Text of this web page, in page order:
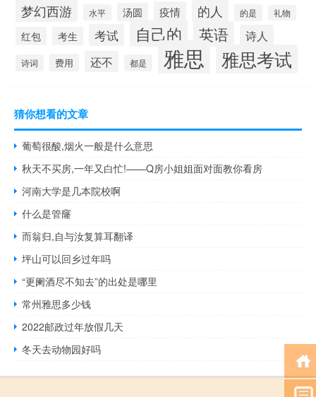
梦幻西游 水平 汤圆 疫情 的人 的是 礼物
红包 考生 考试 自己的 英语 诗人
诗词 费用 还不 都是 雅思 雅思考试
猜你想看的文章
葡萄很酸,烟火一般是什么意思
秋天不买房,一年又白忙!——Q房小姐姐面对面教你看房
河南大学是几本院校啊
什么是管窿
而翁归,自与汝复算耳翻译
坪山可以回乡过年吗
“更阑酒尽不知去”的出处是哪里
常州雅思多少钱
2022邮政过年放假几天
冬天去动物园好吗